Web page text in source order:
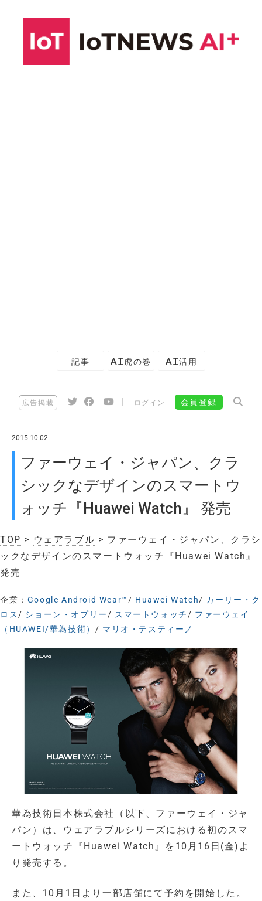
記事 AI虎の巻 AI活用
広告掲載 ログイン 会員登録
2015-10-02
ファーウェイ・ジャパン、クラ
シックなデザインのスマートウ
ォッチ『Huawei Watch』 発売
TOP > ウェアラブル > ファーウェイ・ジャパン、クラシ
ックなデザインのスマートウォッチ『Huawei Watch』
発売
企業： Google Android Wear™/ Huawei Watch/ カーリー・ク
ロス/ ショーン・オプリー/ スマートウォッチ/ ファーウェイ
（HUAWEI/華為技術） / マリオ・テスティーノ
華為技術日本株式会社（以下、ファーウェイ・ジャ
パン）は、ウェアラブルシリーズにおける初のスマ
ートウォッチ『Huawei Watch』を10月16日(金)よ
り発売する。
また、10月1日より一部店舗にて予約を開始した。